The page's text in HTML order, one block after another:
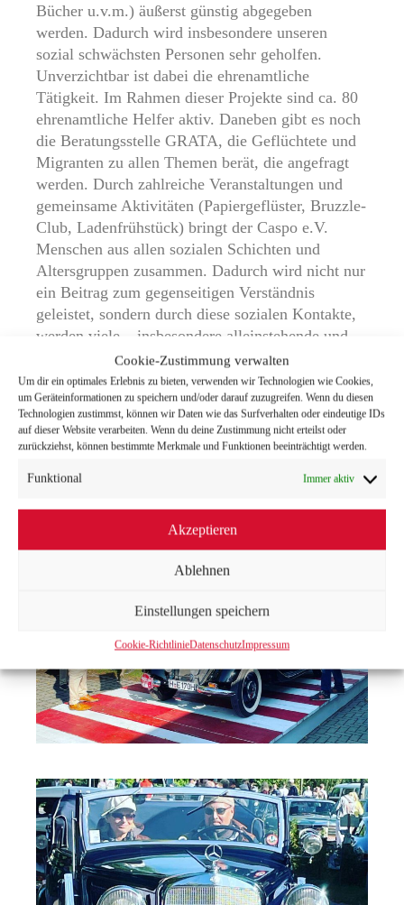
Cookie-Zustimmung verwalten
Um dir ein optimales Erlebnis zu bieten, verwenden wir Technologien wie Cookies,
um Geräteinformationen zu speichern und/oder darauf zuzugreifen. Wenn du diesen
Technologien zustimmst, können wir Daten wie das Surfverhalten oder eindeutige IDs
auf dieser Website verarbeiten. Wenn du deine Zustimmung nicht erteilst oder
zurückziehst, können bestimmte Merkmale und Funktionen beeinträchtigt werden.
Funktional Immer aktiv
Akzeptieren
Ablehnen
Einstellungen speichern
Cookie-RichtlinieDatenschutzImpressum
Bücher u.v.m.) äußerst günstig abgegeben
werden. Dadurch wird insbesondere unseren
sozial schwächsten Personen sehr geholfen.
Unverzichtbar ist dabei die ehrenamtliche
Tätigkeit. Im Rahmen dieser Projekte sind ca. 80
ehrenamtliche Helfer aktiv. Daneben gibt es noch
die Beratungsstelle GRATA, die Geflüchtete und
Migranten zu allen Themen berät, die angefragt
werden. Durch zahlreiche Veranstaltungen und
gemeinsame Aktivitäten (Papiergeflüster, Bruzzle-
Club, Ladenfrühstück) bringt der Caspo e.V.
Menschen aus allen sozialen Schichten und
Altersgruppen zusammen. Dadurch wird nicht nur
ein Beitrag zum gegenseitigen Verständnis
geleistet, sondern durch diese sozialen Kontakte,
werden viele – insbesondere alleinstehende und
ältere Menschen – vor der Vereinsamung
bewahrt.
Hier finden Sie unseren After Movie!